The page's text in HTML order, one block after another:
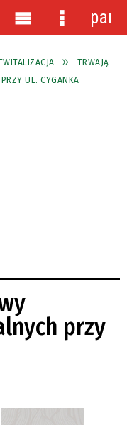
TRWAJĄ
UL. CYGANKA
przy
Menu
główne
Menu